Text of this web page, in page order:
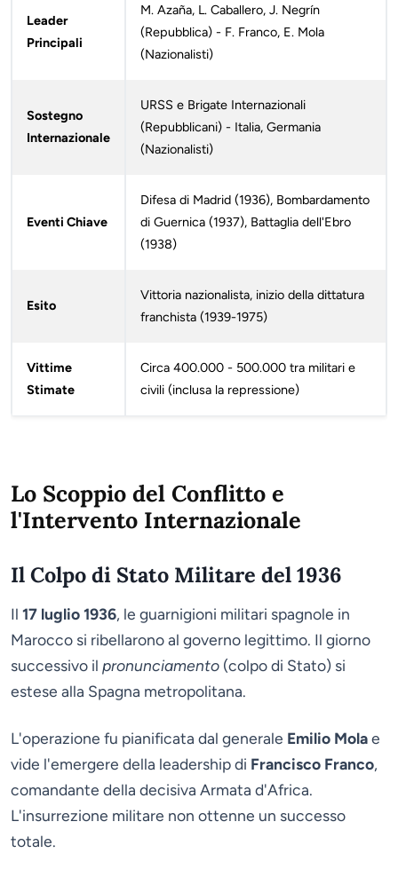
Leader
Principali
M. Azaña, L. Caballero, J. Negrín
(Repubblica) - F. Franco, E. Mola
(Nazionalisti)
Sostegno
Internazionale
URSS e Brigate Internazionali
(Repubblicani) - Italia, Germania
(Nazionalisti)
Eventi Chiave
Difesa di Madrid (1936), Bombardamento
di Guernica (1937), Battaglia dell'Ebro
(1938)
Esito
Vittoria nazionalista, inizio della dittatura
franchista (1939-1975)
Vittime
Stimate
Circa 400.000 - 500.000 tra militari e
civili (inclusa la repressione)
Lo Scoppio del Conflitto e
l'Intervento Internazionale
Il Colpo di Stato Militare del 1936
Il 17 luglio 1936, le guarnigioni militari spagnole in
Marocco si ribellarono al governo legittimo. Il giorno
successivo il pronunciamento (colpo di Stato) si
estese alla Spagna metropolitana.
L'operazione fu pianificata dal generale Emilio Molae
vide l'emergere della leadership di Francisco Franco,
comandante della decisiva Armata d'Africa.
L'insurrezione militare non ottenne un successo
totale.